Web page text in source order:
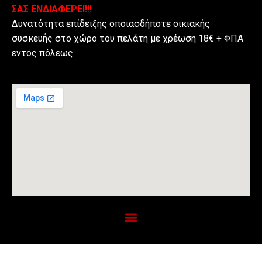
ΣΑΣ ΕΝΔΙΑΦΕΡΕΙ!!!
Δυνατότητα επίδειξης οποιασδήποτε οικιακής
συσκευής στο χώρο του πελάτη με χρέωση 18€ + ΦΠΑ
εντός πόλεως.